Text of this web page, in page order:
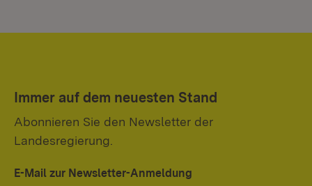
Immer auf dem neuesten Stand
Abonnieren Sie den Newsletter der
Landesregierung.
E-Mail zur Newsletter-Anmeldung